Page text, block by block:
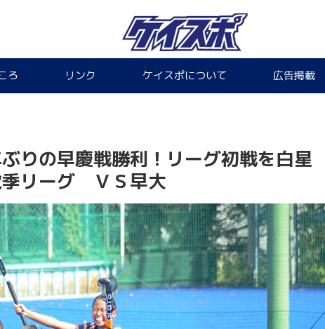
ろ リンク ケイスポについて 広告掲載
りの早慶戦勝利！リーグ初戦を白星
季リーグ ＶＳ早大